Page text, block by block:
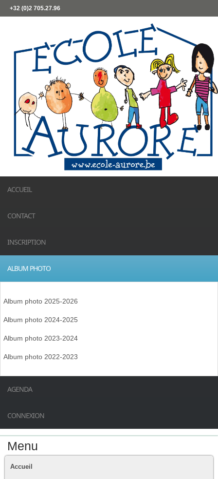
+32 (0)2 705.27.96
ACCUEIL
CONTACT
INSCRIPTION
ALBUM PHOTO
Album photo 2025-2026
Album photo 2024-2025
Album photo 2023-2024
Album photo 2022-2023
AGENDA
CONNEXION
Menu
Accueil